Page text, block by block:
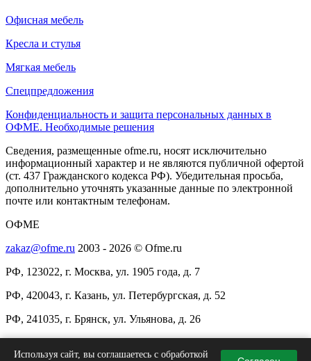
Офисная мебель
Кресла и стулья
Мягкая мебель
Спецпредложения
Конфиденциальность и защита персональных данных в
ОФМЕ. Необходимые решения
Сведения, размещенные ofme.ru, носят исключительно
информационный характер и не являются публичной офертой
(ст. 437 Гражданского кодекса РФ). Убедительная просьба,
дополнительно уточнять указанные данные по электронной
почте или контактным телефонам.
ОФМЕ
zakaz@ofme.ru 2003 - 2026 © Ofme.ru
РФ, 123022, г. Москва, ул. 1905 года, д. 7
РФ, 420043, г. Казань, ул. Петербургская, д. 52
РФ, 241035, г. Брянск, ул. Ульянова, д. 26
Используя сайт, вы соглашаетесь с обработкой